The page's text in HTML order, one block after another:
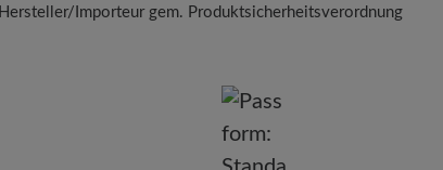
Hersteller/Importeur gem. Produktsicherheitsverordnung
Via Luigi Canepa 9/R, 16165 Genova, Italien
E-Mail: fllibarb@tin.it